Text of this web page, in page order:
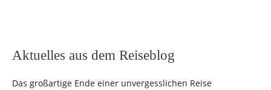
Aktuelles aus dem Reiseblog
Das großartige Ende einer unvergesslichen Reise